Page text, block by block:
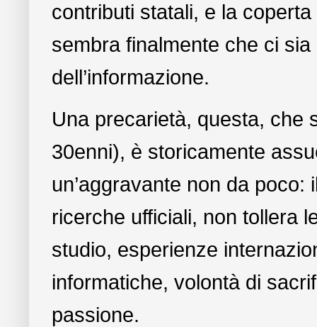
contributi statali, e la
sembra finalmente che ci
dell’informazione.
Una precarietà, questa, che
30enni), è storicamente
un’aggravante non da
ricerche ufficiali, non tollera
studio, esperienze
informatiche, volontà di
passione.